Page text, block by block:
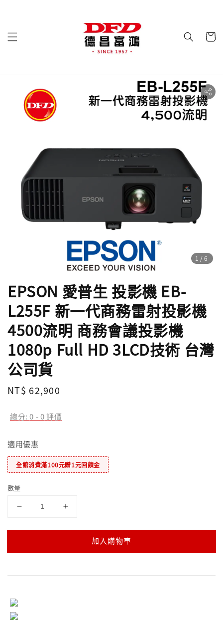
1 /6
EPSON 愛普生 投影機 EB-
L255F 新一代商務雷射投影機
4500流明 商務會議投影機
1080p Full HD 3LCD技術 台灣
公司貨
Regular
NT$ 62,900
總分:0 -0評價
適用優惠
全館消費滿100元贈1元回饋金
數量
加入購物車